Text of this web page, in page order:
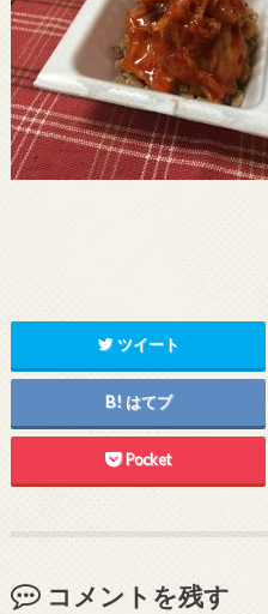
ツイート
はてブ
Pocket
コメントを残す